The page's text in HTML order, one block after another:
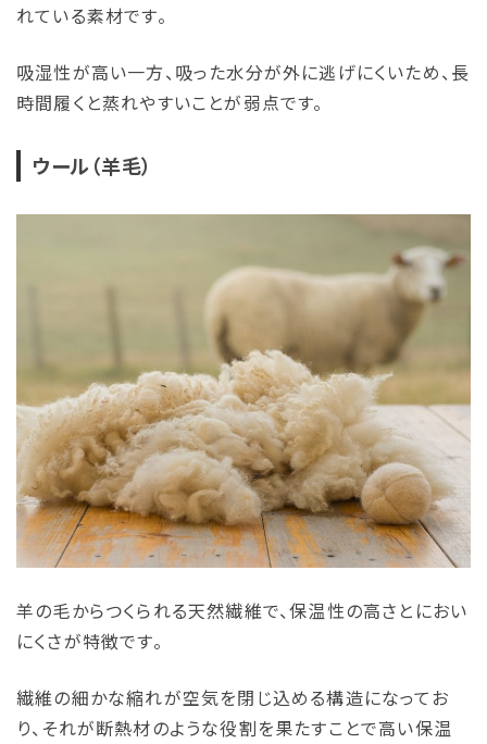
れている素材です。
吸湿性が高い一方、吸った水分が外に逃げにくいため、長
時間履くと蒸れやすいことが弱点です。
ウール（羊毛）
羊の毛からつくられる天然繊維で、保温性の高さとにおい
にくさが特徴です。
繊維の細かな縮れが空気を閉じ込める構造になってお
り、それが断熱材のような役割を果たすことで高い保温